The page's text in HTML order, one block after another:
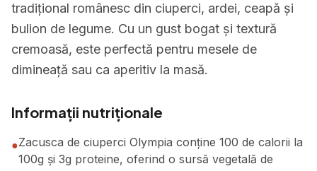
tradițional românesc din ciuperci, ardei, ceapă și
bulion de legume. Cu un gust bogat și textură
cremoasă, este perfectă pentru mesele de
dimineață sau ca aperitiv la masă.
Informații nutriționale
●Zacusca de ciuperci Olympia conține 100 de calorii la
100g și 3g proteine, oferind o sursă vegetală de